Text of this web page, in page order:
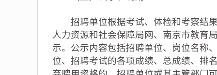
招聘单位根据考试、体检和考察结果
人力资源和社会保障局网、南京市教育
示。公示内容包括招聘单位、岗位名称
位、招聘考试的各项成绩、总成绩、排